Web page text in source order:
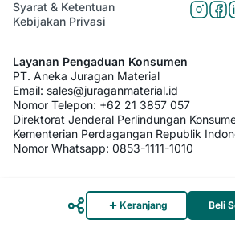
Syarat & Ketentuan
Kebijakan Privasi
Layanan Pengaduan Konsumen
PT. Aneka Juragan Material
Email: sales@juraganmaterial.id
Nomor Telepon: +62 21 3857 057
Direktorat Jenderal Perlindungan
Kementerian Perdagangan Republik
Nomor Whatsapp: 0853-1111-1010
Keranjang Beli